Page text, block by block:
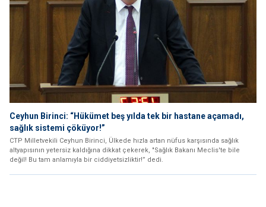
Ceyhun Birinci: “Hükümet beş yılda tek bir hastane açamadı,
sağlık sistemi çöküyor!”
CTP Milletvekili Ceyhun Birinci, Ülkede hızla artan nüfus karşısında sağlık
altyapısının yetersiz kaldığına dikkat çekerek, "Sağlık Bakanı Meclis'te bile
değil! Bu tam anlamıyla bir ciddiyetsizliktir!” dedi.